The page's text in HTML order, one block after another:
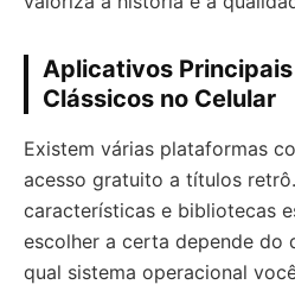
Aplicativos
Clássicos no Celular
Existem várias plataformas
acesso gratuito a títulos
características e bibliotecas
escolher a certa depende do
qual sistema operacional